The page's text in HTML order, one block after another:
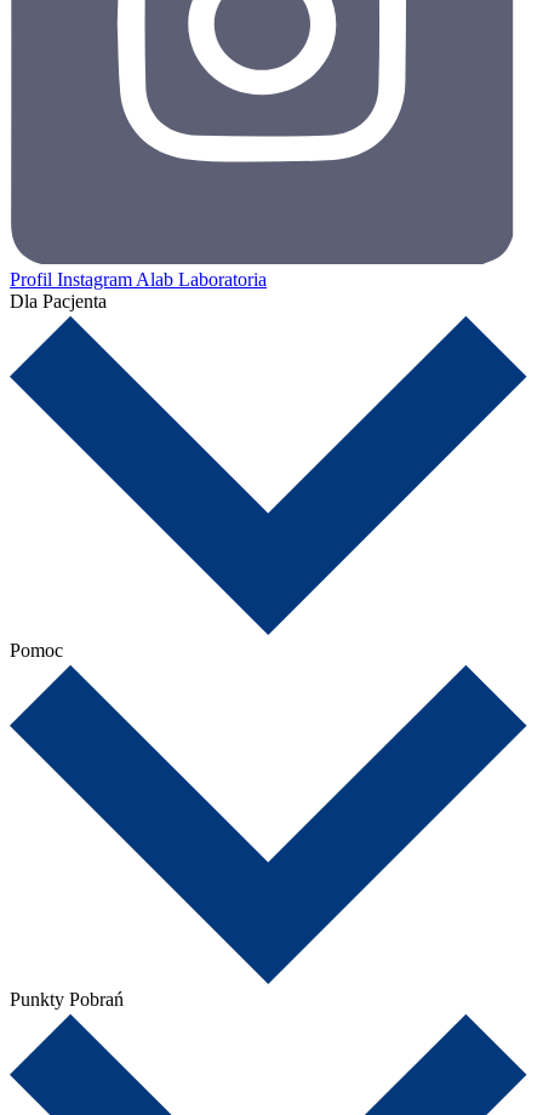
Profil Instagram Alab Laboratoria
Dla Pacjenta
Pomoc
Punkty Pobrań